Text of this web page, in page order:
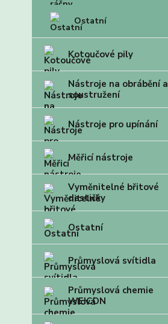
Ostatní
Kotoučové pily
Nástroje na obrábění a
soustružení
Nástroje pro upínání
Měřicí nástroje
Vyměnitelné břitové
destičky
Ostatní
Průmyslová svítidla
Průmyslová chemie
WEICON